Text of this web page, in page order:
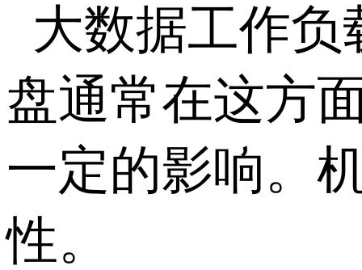
大数据工作
盘通常在这方
一定的影响。
性。